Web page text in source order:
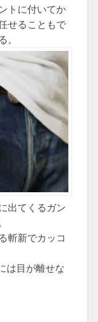
トに付いてか
せることもで
。
出てくるガン
斬新でカッコ
は目が離せな